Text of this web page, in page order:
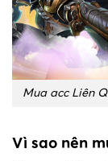
Mua acc Liên
Vì sao nên